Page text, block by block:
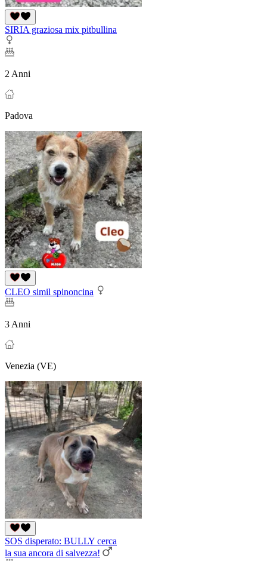
SIRIA graziosa mix pitbullina
2 Anni
Padova
CLEO simil spinoncina
3 Anni
Venezia (VE)
SOS disperato: BULLY cerca
la sua ancora di salvezza!